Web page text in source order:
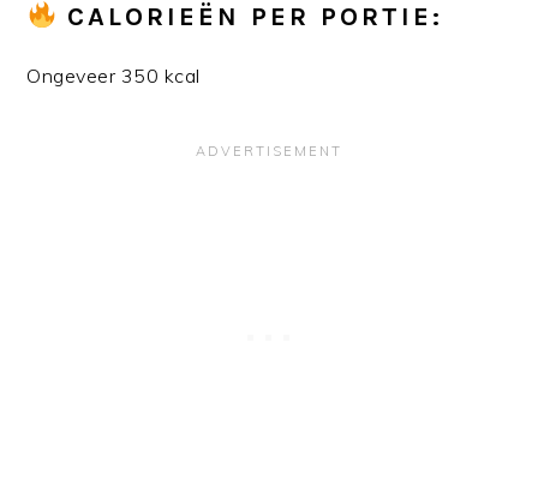
CALORIEËN PER PORTIE:
Ongeveer 350 kcal